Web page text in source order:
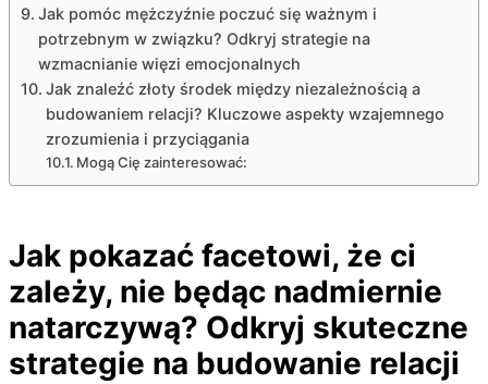
Jak pomóc mężczyźnie poczuć się ważnym i
potrzebnym w związku? Odkryj strategie na
wzmacnianie więzi emocjonalnych
Jak znaleźć złoty środek między niezależnością a
budowaniem relacji? Kluczowe aspekty wzajemnego
zrozumienia i przyciągania
Mogą Cię zainteresować:
Jak pokazać facetowi, że ci
zależy, nie będąc nadmiernie
natarczywą? Odkryj skuteczne
strategie na budowanie relacji